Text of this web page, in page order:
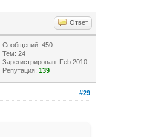
Ответ
Сообщений: 450
Тем: 24
Зарегистрирован: Feb 2010
Репутация:139
#29